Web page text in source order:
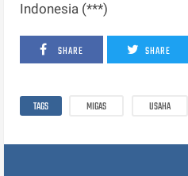
Indonesia (***)
SHARE SHARE
TAGS MIGAS USAHA